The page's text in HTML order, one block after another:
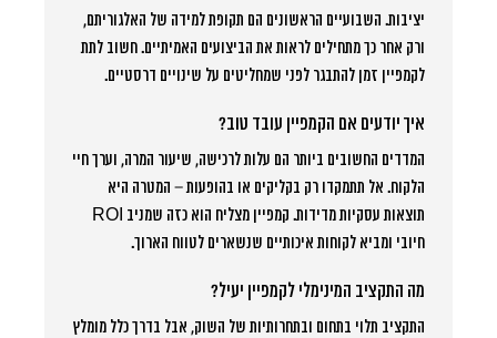
יציבות. השבועיים הראשונים הם תקופת למידה של האלגוריתם,
ורק אחר כך מתחילים לראות את הביצועים האמיתיים. חשוב לתת
לקמפיין זמן להתבגר לפני שמחליטים על שינויים דרסטיים.
איך יודעים אם הקמפיין עובד טוב?
המדדים החשובים ביותר הם עלות לרכישה, שיעור המרה, וערך חיי
הלקוח. אל תתמקדו רק בקליקים או בהופעות – המטרה היא
תוצאות עסקיות מדידות. קמפיין מצליח הוא כזה שמניב ROI
חיובי ומביא לקוחות איכותיים שנשארים לטווח הארוך.
מה התקציב המינימלי לקמפיין יעיל?
התקציב תלוי בתחום ובתחרותיות של השוק, אבל בדרך כלל מומלץ